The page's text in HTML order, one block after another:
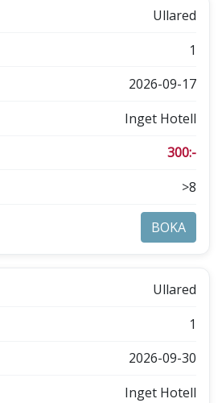
Ullared
1
2026-09-17
Inget Hotell
300:-
>8
BOKA
Ullared
1
2026-09-30
Inget Hotell